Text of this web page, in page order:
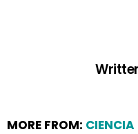
MORE FROM: CIENCIA